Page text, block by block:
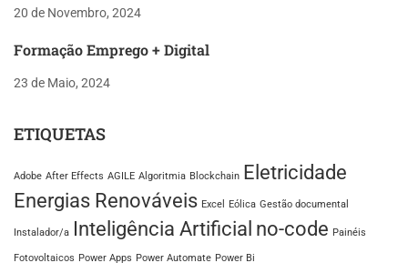
20 de Novembro, 2024
Formação Emprego + Digital
23 de Maio, 2024
ETIQUETAS
Adobe After Effects AGILE Algoritmia Blockchain Eletricidade
Energias Renováveis Excel Eólica Gestão documental
Instalador/a Inteligência Artificial no-code Painéis
Fotovoltaicos Power Apps Power Automate Power Bi